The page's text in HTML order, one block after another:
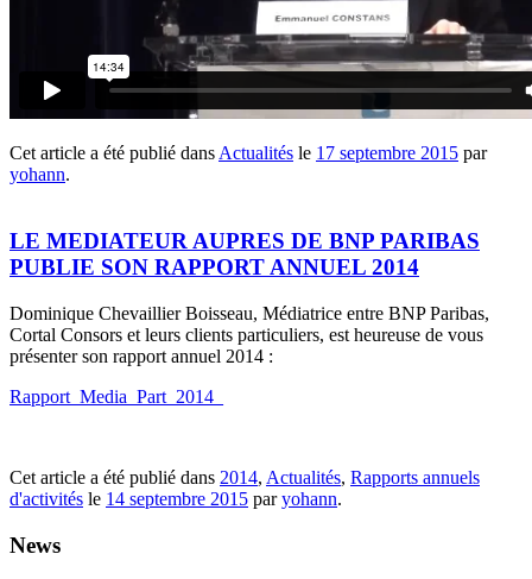
Cet article a été publié dans Actualités le 17 septembre 2015 par
yohann.
LE MEDIATEUR AUPRES DE BNP PARIBAS
PUBLIE SON RAPPORT ANNUEL 2014
Dominique Chevaillier Boisseau, Médiatrice entre BNP Paribas,
Cortal Consors et leurs clients particuliers, est heureuse de vous
présenter son rapport annuel 2014 :
Rapport_Media_Part_2014_
Cet article a été publié dans 2014, Actualités, Rapports annuels
d'activités le 14 septembre 2015 paryohann.
News